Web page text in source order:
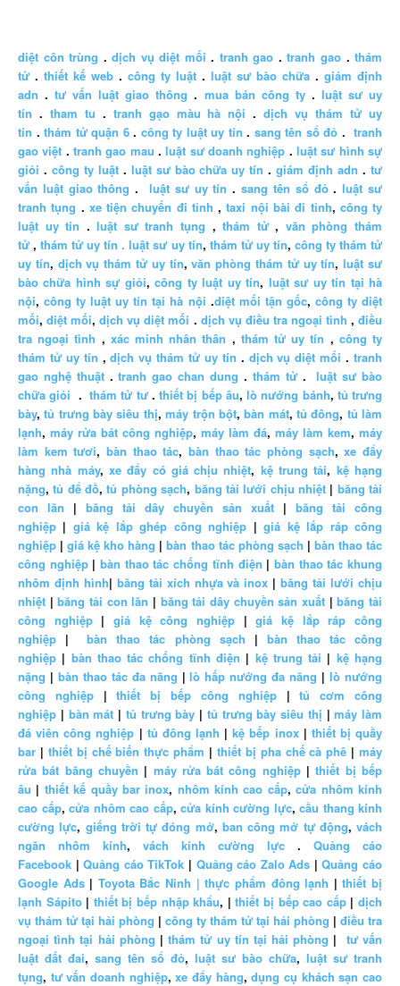
diệt côn trùng .dịch vụ diệt mối . tranh gao .tranh gao .thám
tử . thiết kế web . công ty luật . luật sư bào chữa . giám định
adn .tư vấn luật giao thông . mua bán công ty. luật sư uy
tín . tham tu . tranh gạo màu hà nội .dịch vụ thám tử uy
tín .thám tử quận 6. công ty luật uy tín . sang tên sổ đỏ .tranh
gao việt .tranh gao mau .luật sư doanh nghiệp .luật sư hình sự
giỏi . công ty luật. luật sư bào chữa uy tín .giám định adn .tư
vấn luật giao thông . luật sư uy tín .sang tên sổ đỏ.luật sư
tranh tụng . xe tiện chuyến đi tỉnh ,taxi nội bài đi tỉnh, công ty
luật uy tín .luật sư tranh tụng ,thám tử, văn phòng thám
tử ,thám tử uy tín . luật sư uy tín, thám tử uy tín, công ty thám tử
uy tín, dịch vụ thám tử uy tín,văn phòng thám tử uy tín,luật sư
bào chữa hình sự giỏi,công ty luật uy tín, luật sư uy tín tại hà
nội,công ty luật uy tín tại hà nội .diệt mối tận gốc, công ty diệt
mối,diệt mối,dịch vụ diệt mối . dịch vụ điều tra ngoại tình ,điều
tra ngoại tình , xác minh nhân thân , thám tử uy tín , công ty
thám tử uy tín ,dịch vụ thám tử uy tín . dịch vụ diệt mối .tranh
gao nghệ thuật.tranh gao chan dung . thám tử.luật sư bào
chữa giỏi .thám tử tư.thiết bị bếp âu,lò nướng bánh, tủ trưng
bày,tủ trưng bày siêu thị,máy trộn bột,bàn mát, tủ đông, tủ làm
lạnh, máy rửa bát công nghiệp, máy làm đá, máy làm kem, máy
làm kem tươi,bàn thao tác,bàn thao tác phòng sạch,xe đẩy
hàng nhà máy, xe đẩy có giá chịu nhiệt, kệ trung tải, kệ hạng
nặng,tủ để đồ,tủ phòng sạch, băng tải lưới chịu nhiệt| băng tải
con lăn | băng tải dây chuyền sản xuất | băng tải công
nghiệp | giá kệ lắp ghép công nghiệp |giá kệ lắp ráp công
nghiệp |giá kệ kho hàng |bàn thao tác phòng sạch | bàn thao tác
công nghiệp|bàn thao tác chống tĩnh điện | bàn thao tác khung
nhôm định hình| băng tải xích nhựa và inox |băng tải lưới chịu
nhiệt |băng tải con lăn | băng tải dây chuyền sản xuất |băng tải
công nghiệp|giá kệ công nghiệp |giá kệ lắp ráp công
nghiệp |bàn thao tác phòng sạch | bàn thao tác công
nghiệp | bàn thao tác chống tĩnh điện | kệ trung tải | kệ hạng
nặng | bàn thao tác đa năng |lò hấp nướng đa năng |lò nướng
công nghiệp|thiết bị bếp công nghiệp|tủ cơm công
nghiệp | bàn mát | tủ trưng bày | tủ trưng bày siêu thị |máy làm
đá viên công nghiệp | tủ đông lạnh |kệ bếp inox| thiết bị quầy
bar | thiết bị chế biến thực phẩm | thiết bị pha chế cà phê | máy
rửa bát băng chuyền | máy rửa bát công nghiệp|thiết bị bếp
âu | thiết kế quầy bar inox, nhôm kính cao cấp,cửa nhôm kính
cao cấp, cửa nhôm cao cấp, cửa kính cường lực, cầu thang kính
cường lực, giếng trời tự đóng mở, ban công mở tự động, vách
ngăn nhôm kính, vách kính cường lực . Quảng cáo
Facebook |Quảng cáo TikTok | Quảng cáo Zalo Ads |Quảng cáo
Google Ads| Toyota Bắc Ninh | thực phẩm đông lạnh |thiết bị
lạnh Sápito | thiết bị bếp nhập khẩu, |thiết bị bếp cao cấp|dịch
vụ thám tử tại hải phòng | công ty thám tử tại hải phòng | điều tra
ngoại tình tại hải phòng |thám tử uy tín tại hải phòng | tư vấn
luật đất đai, sang tên sổ đỏ, luật sư bào chữa, luật sư tranh
tụng, tư vấn doanh nghiệp,xe đẩy hàng,dụng cụ khách sạn cao